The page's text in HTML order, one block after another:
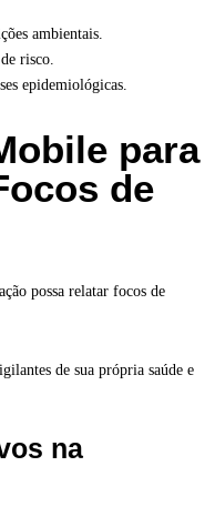
ambientais.
risco.
epidemiológicas.
para
de
possa relatar focos de
de sua própria saúde e
na